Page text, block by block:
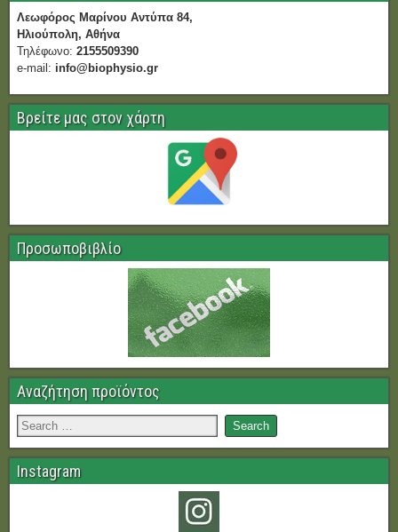
Λεωφόρος Μαρίνου Αντύπα 84,
Ηλιούπολη, Αθήνα
Τηλέφωνο: 2155509390
e-mail: info@biophysio.gr
Βρείτε μας στον χάρτη
Προσωποβιβλίο
Αναζήτηση προϊόντος
Instagram